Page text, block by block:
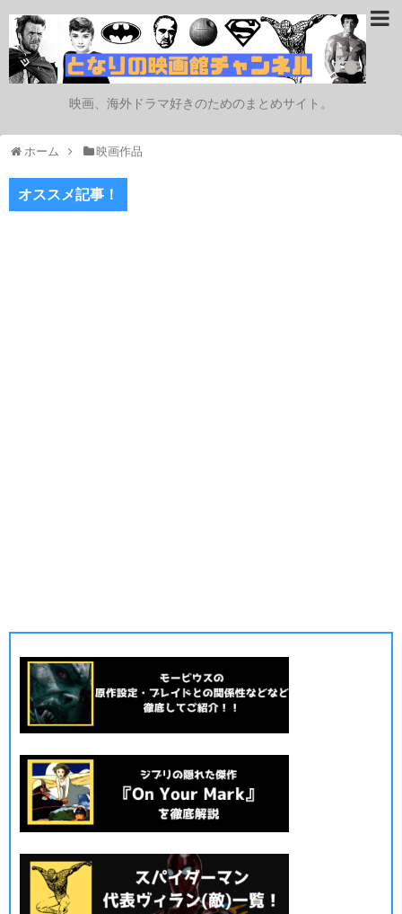
映画、海外ドラマ好きのためのまとめサイト。
ホーム 映画作品
オススメ記事！